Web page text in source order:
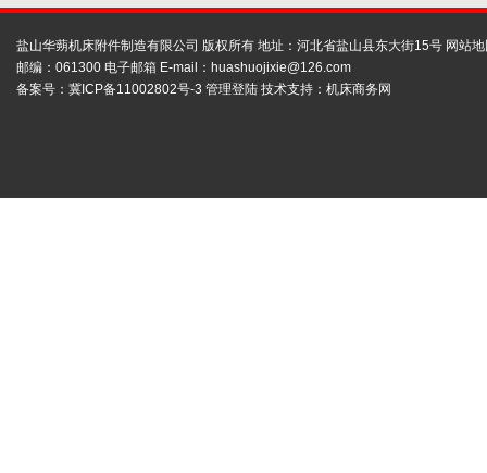
盐山华蒴机床附件制造有限公司 版权所有 地址：河北省盐山县东大街15号 网站
邮编：061300 电子邮箱 E-mail： huashuojixie@126.com
备案号： 冀ICP备11002802号-3 管理登陆 技术支持： 机床商务网